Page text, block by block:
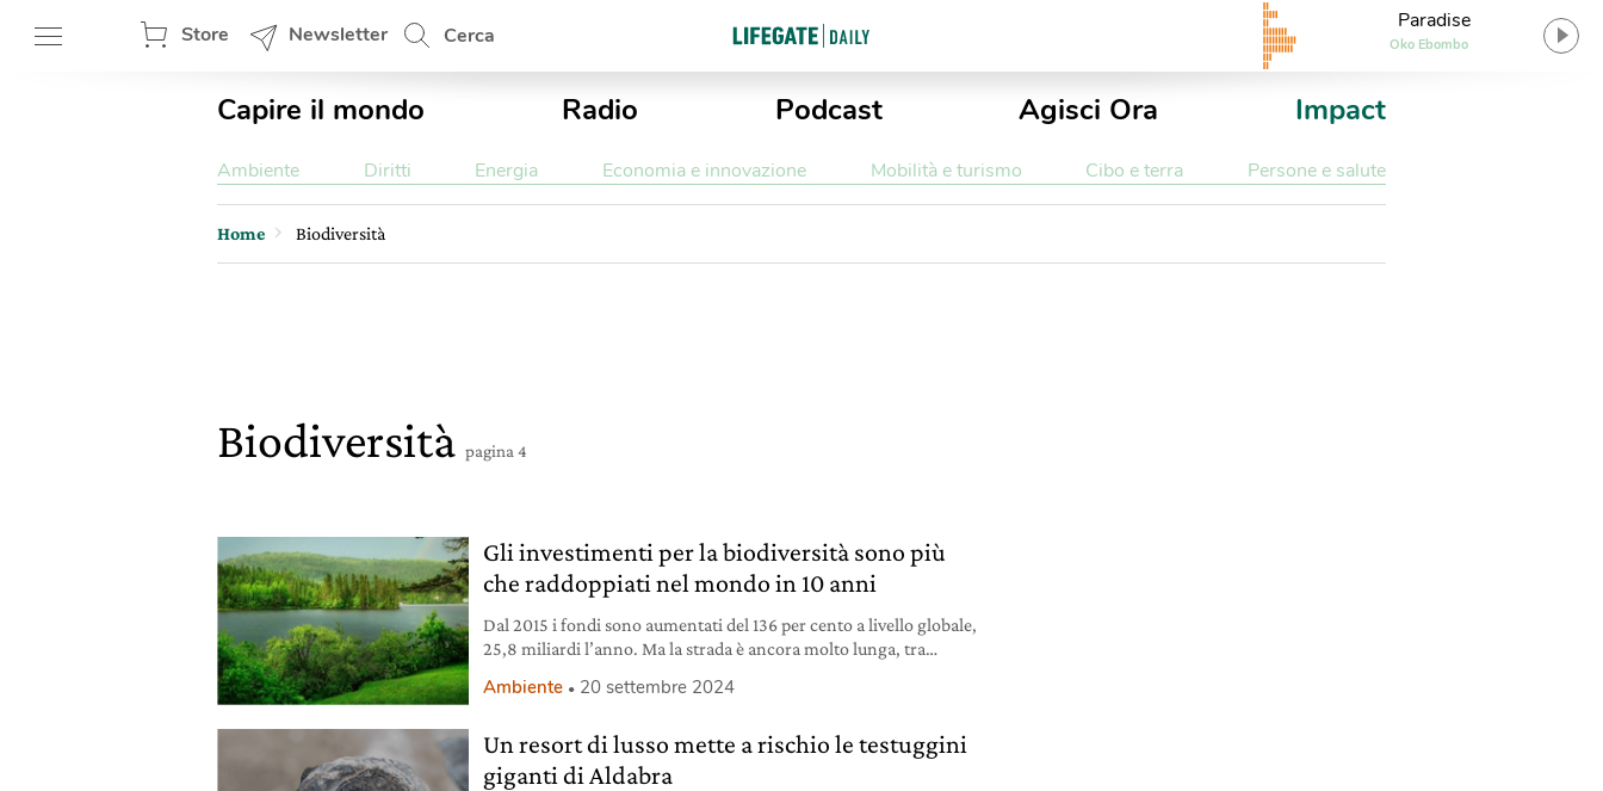
Store Newsletter Cerca
Paradise
Oko Ebombo
Capire il mondo Radio Podcast Agisci Ora Impact
Ambiente Diritti Energia Economia e innovazione Mobilità e turismo Cibo e terra Persone e salute
Home Biodiversità
Biodiversità pagina 4
Gli investimenti per la biodiversità sono più
che raddoppiati nel mondo in 10 anni
Dal 2015 i fondi sono aumentati del 136 per cento a livello globale,
25,8 miliardi l’anno. Ma la strada è ancora molto lunga, tra
Ambiente 20 settembre 2024
Un resort di lusso mette a rischio le testuggini
giganti di Aldabra